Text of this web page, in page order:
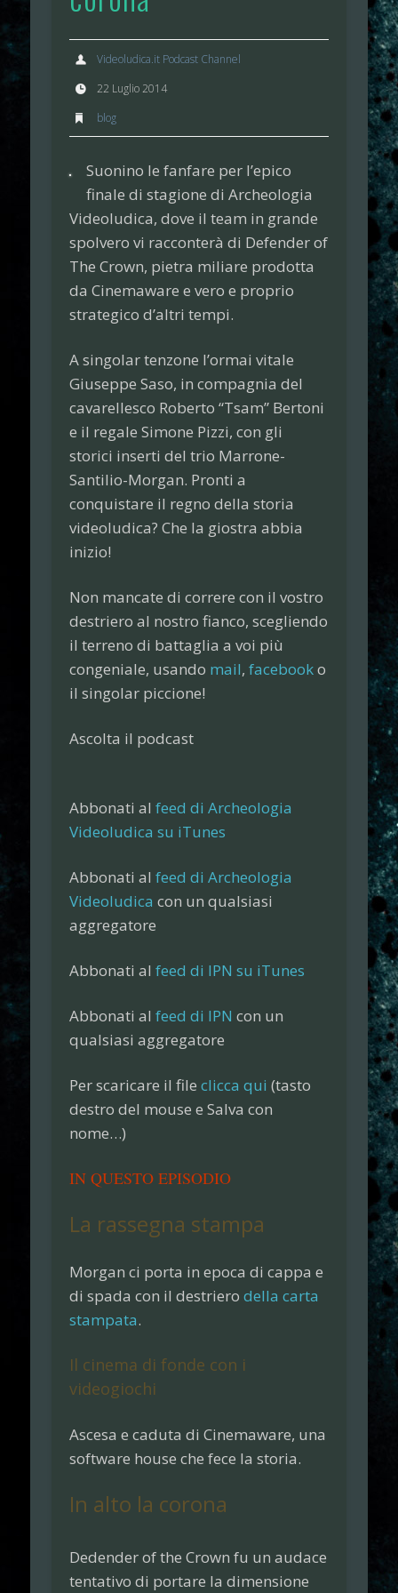
Videoludica.it Podcast Channel
22 Luglio 2014
blog
Suonino le fanfare per l’epico
finale di stagione diArcheologia
Videoludica, dove il team in grande
spolvero vi racconterà di Defender of
The Crown, pietra miliare prodotta
daCinemaware e vero e proprio
strategico d’altri tempi.
A singolar tenzone l’ormai vitale
Giuseppe Saso, in compagnia del
cavarellesco Roberto “Tsam” Bertoni
e il regaleSimone Pizzi, con gli
storici inserti del trio Marrone-
Santilio-Morgan. Pronti a
conquistare il regno della storia
videoludica? Che la giostra abbia
inizio!
Non mancate di correre con il vostro
destriero al nostro fianco, scegliendo
il terreno di battaglia a voi più
congeniale, usando mail,facebooko
il singolar piccione!
Ascolta il podcast
Abbonati alfeed di Archeologia
Videoludica su iTunes
Abbonati alfeed di Archeologia
Videoludica con un qualsiasi
aggregatore
Abbonati alfeed di IPN su iTunes
Abbonati alfeed di IPN con un
qualsiasi aggregatore
Per scaricare il fileclicca qui (tasto
destro del mouse eSalva con
nome…)
IN QUESTO EPISODIO
La rassegna stampa
Morgan ci porta in epoca di cappa e
di spada con il destrierodella carta
stampata.
Il cinema di fonde con i
videogiochi
Ascesa e caduta diCinemaware, una
software house che fece la storia.
In alto la corona
Dedender of the Crown fu un audace
tentativo di portare la dimensione